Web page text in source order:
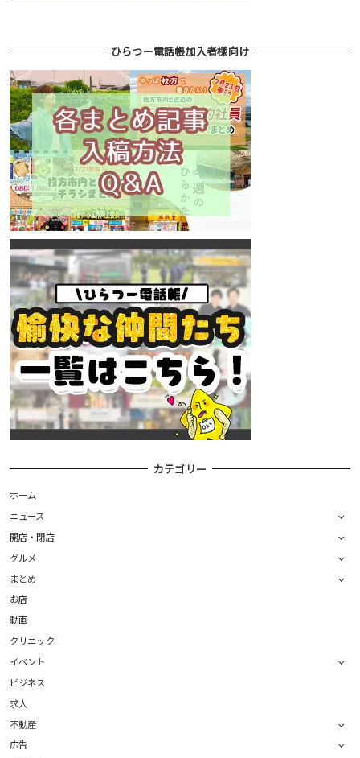
ひらつー電話帳加入者様向け
カテゴリー
ホーム
ニュース
開店・閉店
グルメ
まとめ
お店
動画
クリニック
イベント
ビジネス
求人
不動産
広告